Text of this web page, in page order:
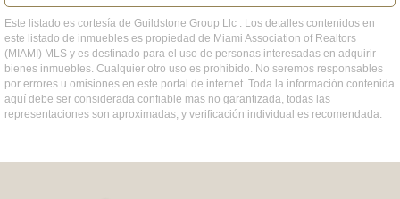
Este listado es cortesía de Guildstone Group Llc . Los detalles contenidos en
este listado de inmuebles es propiedad de Miami Association of Realtors
(MIAMI) MLS y es destinado para el uso de personas interesadas en adquirir
bienes inmuebles. Cualquier otro uso es prohibido. No seremos responsables
por errores u omisiones en este portal de internet. Toda la información contenida
aquí debe ser considerada confiable mas no garantizada, todas las
representaciones son aproximadas, y verificación individual es recomendada.